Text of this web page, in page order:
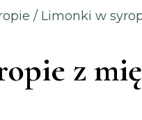
/ Limonki w
z